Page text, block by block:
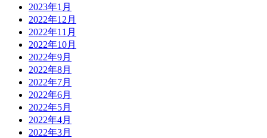
2023年1月
2022年12月
2022年11月
2022年10月
2022年9月
2022年8月
2022年7月
2022年6月
2022年5月
2022年4月
2022年3月